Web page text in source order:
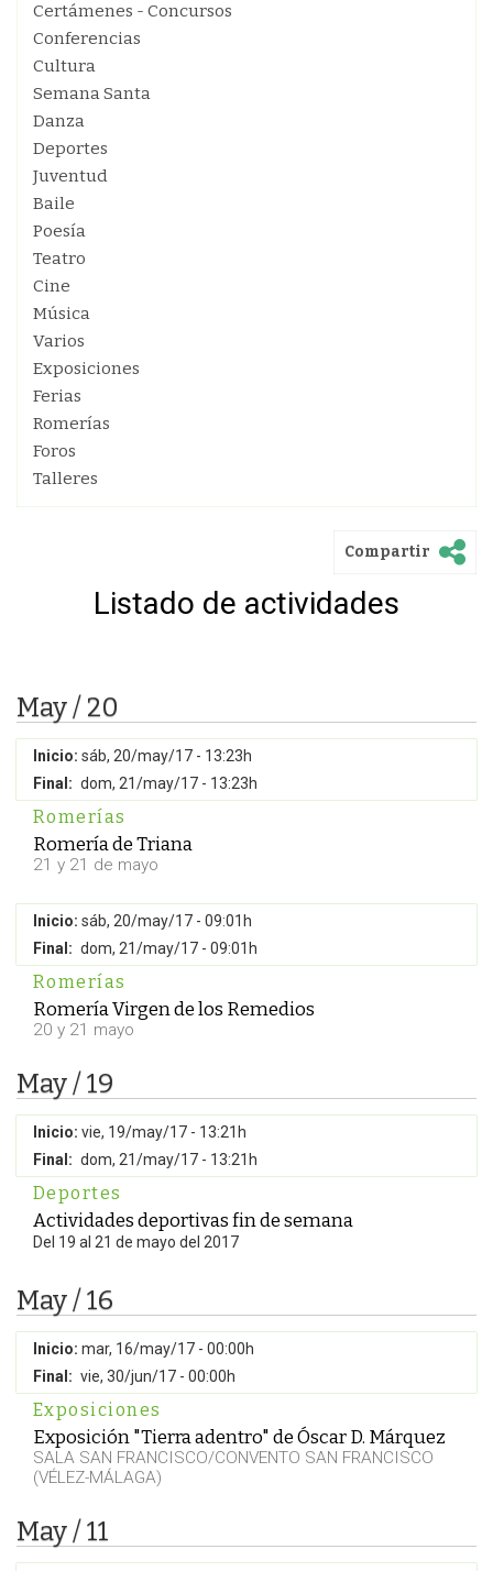
Certámenes - Concursos
Conferencias
Cultura
Semana Santa
Danza
Deportes
Juventud
Baile
Poesía
Teatro
Cine
Música
Varios
Exposiciones
Ferias
Romerías
Foros
Talleres
Compartir
Listado de actividades
May / 20
Inicio: sáb, 20/may/17 - 13:23h
Final: dom, 21/may/17 - 13:23h
Romerías
Romería de Triana
21 y 21 de mayo
Inicio: sáb, 20/may/17 - 09:01h
Final: dom, 21/may/17 - 09:01h
Romerías
Romería Virgen de los Remedios
20 y 21 mayo
May / 19
Inicio: vie, 19/may/17 - 13:21h
Final: dom, 21/may/17 - 13:21h
Deportes
Actividades deportivas fin de semana
Del 19 al 21 de mayo del 2017
May / 16
Inicio: mar, 16/may/17 - 00:00h
Final: vie, 30/jun/17 - 00:00h
Exposiciones
Exposición "Tierra adentro" de Óscar D. Márquez
SALA SAN FRANCISCO/CONVENTO SAN FRANCISCO
(VÉLEZ-MÁLAGA)
May / 11